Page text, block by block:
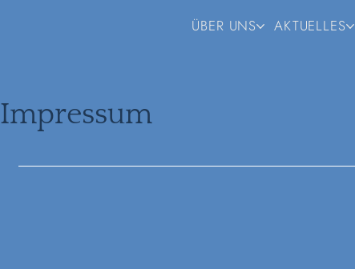
ÜBER UNS AKTUELLES
Impressum